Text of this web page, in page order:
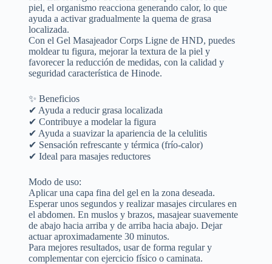
piel, el organismo reacciona generando calor, lo que
ayuda a activar gradualmente la quema de grasa
localizada.
Con el Gel Masajeador Corps Ligne de HND, puedes
moldear tu figura, mejorar la textura de la piel y
favorecer la reducción de medidas, con la calidad y
seguridad característica de Hinode.
✨ Beneficios
✔ Ayuda a reducir grasa localizada
✔ Contribuye a modelar la figura
✔ Ayuda a suavizar la apariencia de la celulitis
✔ Sensación refrescante y térmica (frío-calor)
✔ Ideal para masajes reductores
Modo de uso:
Aplicar una capa fina del gel en la zona deseada.
Esperar unos segundos y realizar masajes circulares en
el abdomen. En muslos y brazos, masajear suavemente
de abajo hacia arriba y de arriba hacia abajo. Dejar
actuar aproximadamente 30 minutos.
Para mejores resultados, usar de forma regular y
complementar con ejercicio físico o caminata.